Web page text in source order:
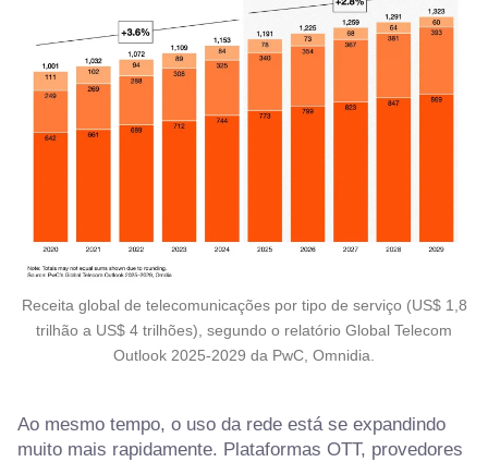
Receita global de telecomunicações por tipo de serviço (US$ 1,8
trilhão a US$ 4 trilhões), segundo o relatório Global Telecom
Outlook 2025-2029 da PwC, Omnidia.
Ao mesmo tempo, o uso da rede está se expandindo
muito mais rapidamente. Plataformas OTT, provedores